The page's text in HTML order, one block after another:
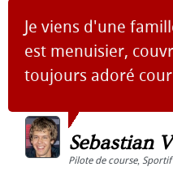
Je viens d'une
est menuisier,
toujours adoré
Sebastian
Pilote de course, Sportif